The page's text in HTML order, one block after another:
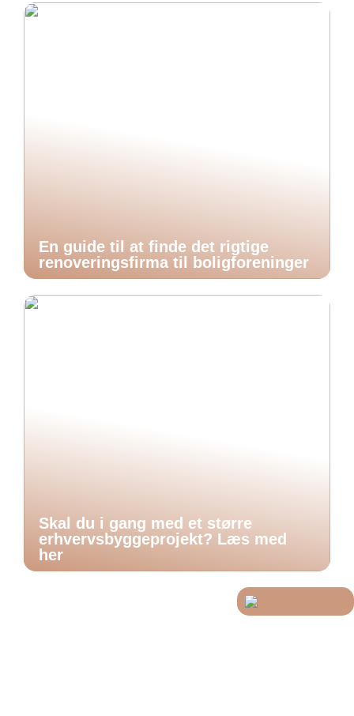
En guide til at finde det rigtige
renoveringsfirma til boligforeninger
Skal du i gang med et større
erhvervsbyggeprojekt? Læs med
her